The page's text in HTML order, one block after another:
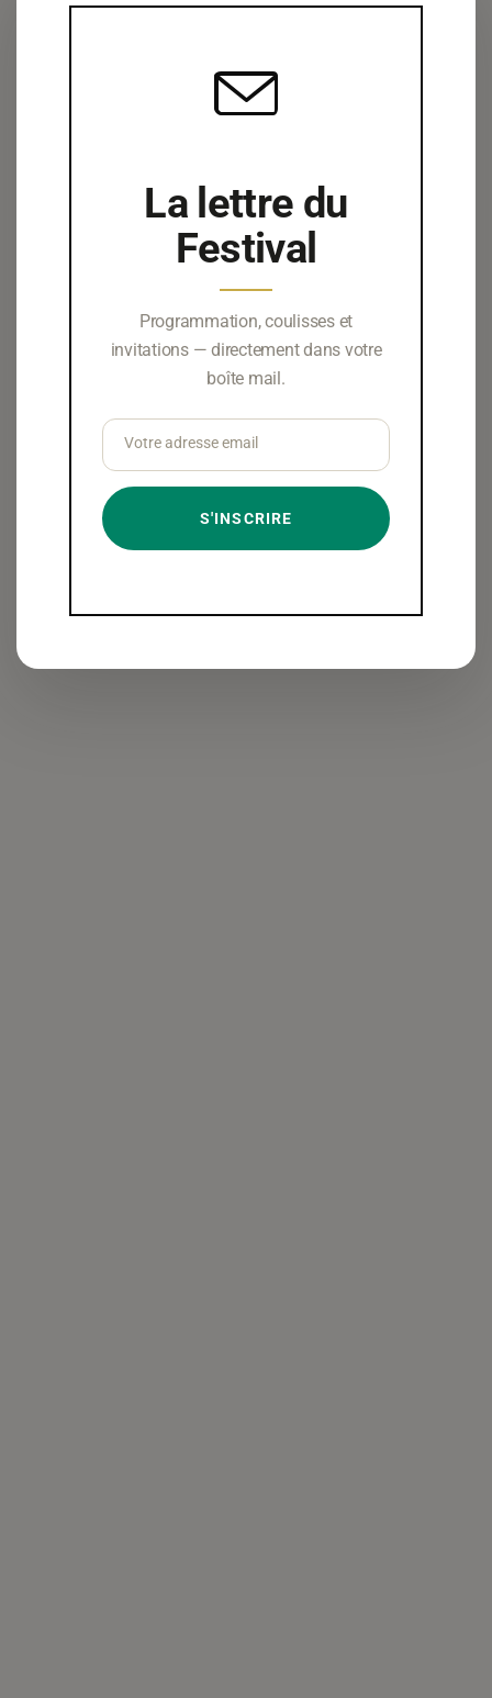
Festival
d'Auvers-sur-
Oise
Opus 45
12 mars — 11 septembre 2026
DÉCOUVRIR L'OPUS 45
La lettre du
Festival
Programmation, coulisses et
invitations — directement dans votre
boîte mail.
Adresse
email
Votre adresse email
S'INSCRIRE